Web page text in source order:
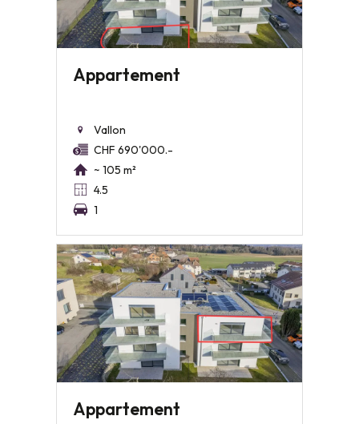
Appartement
Vallon
CHF 690'000.-
~ 105 m²
4.5
1
Appartement